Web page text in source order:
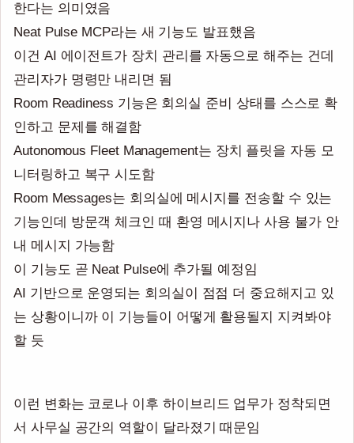
한다는 의미였음
Neat Pulse MCP라는 새 기능도 발표했음
이건 AI 에이전트가 장치 관리를 자동으로 해주는 건데
관리자가 명령만 내리면 됨
Room Readiness 기능은 회의실 준비 상태를 스스로 확
인하고 문제를 해결함
Autonomous Fleet Management는 장치 플릿을 자동 모
니터링하고 복구 시도함
Room Messages는 회의실에 메시지를 전송할 수 있는
기능인데 방문객 체크인 때 환영 메시지나 사용 불가 안
내 메시지 가능함
이 기능도 곧 Neat Pulse에 추가될 예정임
AI 기반으로 운영되는 회의실이 점점 더 중요해지고 있
는 상황이니까 이 기능들이 어떻게 활용될지 지켜봐야
할 듯
이런 변화는 코로나 이후 하이브리드 업무가 정착되면
서 사무실 공간의 역할이 달라졌기 때문임